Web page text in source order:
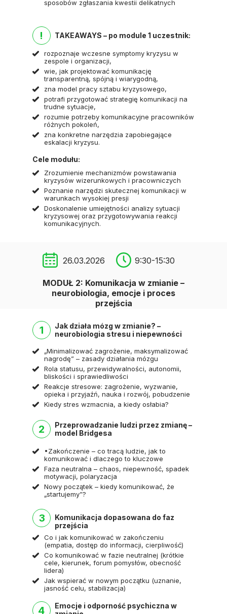
sposobów zgłaszania kwestii delikatnych
!
rozpoznaje wczesne symptomy kryzysu w
zespole i organizacji,
wie, jak projektować komunikację
transparentną, spójną i wiarygodną,
zna model pracy sztabu kryzysowego,
potrafi przygotować strategię komunikacji na
trudne sytuacje,
rozumie potrzeby komunikacyjne pracowników
różnych pokoleń,
zna konkretne narzędzia zapobiegające
eskalacji kryzysu.
TAKEAWAYS – po module 1 uczestnik:
Zrozumienie mechanizmów powstawania
kryzysów wizerunkowych i pracowniczych
Poznanie narzędzi skutecznej komunikacji w
warunkach wysokiej presji
Doskonalenie umiejętności analizy sytuacji
kryzysowej oraz przygotowywania reakcji
komunikacyjnych.
Cele modułu:
26.03.2026 9:30-15:30
MODUŁ 2: Komunikacja w zmianie –
neurobiologia, emocje i proces
przejścia
Jak działa mózg w zmianie? –
neurobiologia stresu i niepewności
1
„Minimalizować zagrożenie, maksymalizować
nagrodę” – zasady działania mózgu
Rola statusu, przewidywalności, autonomii,
bliskości i sprawiedliwości
Reakcje stresowe: zagrożenie, wyzwanie,
opieka i przyjaźń, nauka i rozwój, pobudzenie
Kiedy stres wzmacnia, a kiedy osłabia?
Przeprowadzanie ludzi przez zmianę –
model Bridgesa
2
•Zakończenie – co tracą ludzie, jak to
komunikować i dlaczego to kluczowe
Faza neutralna – chaos, niepewność, spadek
motywacji, polaryzacja
Nowy początek – kiedy komunikować, że
„startujemy”?
Co i jak komunikować w zakończeniu
(empatia, dostęp do informacji, cierpliwość)
Co komunikować w fazie neutralnej (krótkie
cele, kierunek, forum pomysłów, obecność
lidera)
Jak wspierać w nowym początku (uznanie,
jasność celu, stabilizacja)
Komunikacja dopasowana do faz
przejścia
3
Emocje i odporność psychiczna w
4